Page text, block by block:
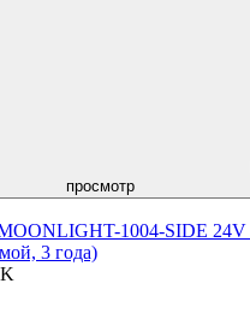
просмотр
1004-SIDE 24V
3 года)